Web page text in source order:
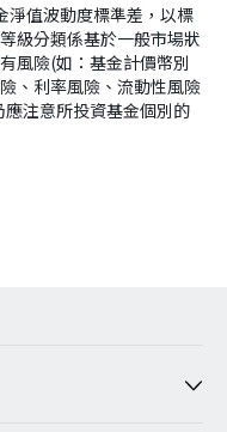
淨值波動度標準差，以標
級分類係基於一般市場狀
風險(如：基金計價幣別
、利率風險、流動性風險
注意所投資基金個別的